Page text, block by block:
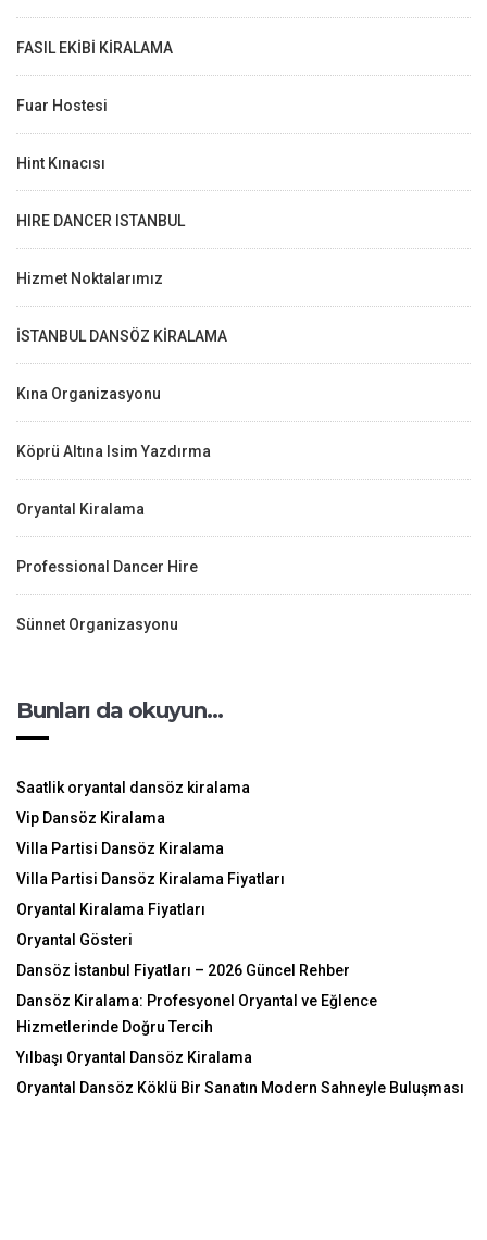
FASIL EKİBİ KİRALAMA
Fuar Hostesi
Hint Kınacısı
HIRE DANCER ISTANBUL
Hizmet Noktalarımız
İSTANBUL DANSÖZ KİRALAMA
Kına Organizasyonu
Köprü Altına Isim Yazdırma
Oryantal Kiralama
Professional Dancer Hire
Sünnet Organizasyonu
Bunları da okuyun…
Saatlik oryantal dansöz kiralama
Vip Dansöz Kiralama
Villa Partisi Dansöz Kiralama
Villa Partisi Dansöz Kiralama Fiyatları
Oryantal Kiralama Fiyatları
Oryantal Gösteri
Dansöz İstanbul Fiyatları – 2026 Güncel Rehber
Dansöz Kiralama: Profesyonel Oryantal ve Eğlence
Hizmetlerinde Doğru Tercih
Yılbaşı Oryantal Dansöz Kiralama
Oryantal Dansöz Köklü Bir Sanatın Modern Sahneyle Buluşması